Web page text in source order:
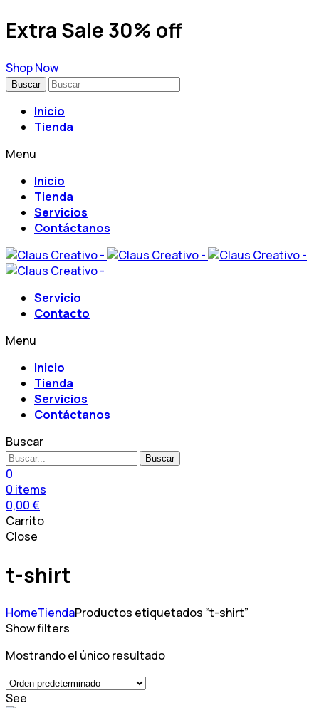
Extra Sale 30% off
Shop Now
Buscar
Inicio
Tienda
Menu
Inicio
Tienda
Servicios
Contáctanos
Servicio
Contacto
Menu
Inicio
Tienda
Servicios
Contáctanos
Buscar
Buscar
0
0 items
0,00€
Carrito
Close
t-shirt
HomeTiendaProductos etiquetados “t-shirt”
Show filters
Mostrando el único resultado
See